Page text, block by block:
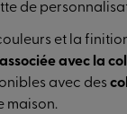
de
et la
associée avec la
avec des
maison.